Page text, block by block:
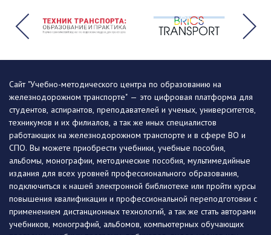
Сайт "Учебно-методического центра по образованию на
железнодорожном транспорте" — это цифровая платформа для
студентов, аспирантов, преподавателей и ученых, университетов,
техникумов и их филиалов, а так же иных специалистов
работающих на железнодорожном транспорте и в сфере ВО и
СПО. Вы можете приобрести учебники, учебные пособия,
альбомы, монографии, методические пособия, мультимедийные
издания для всех уровней профессионального образования,
подключиться к нашей электронной библиотеке или пройти курсы
повышения квалификации и профессиональной переподготовки с
применением дистанционных технологий, а так же стать авторами
учебников, монографий, альбомов, компьютерных обучающих